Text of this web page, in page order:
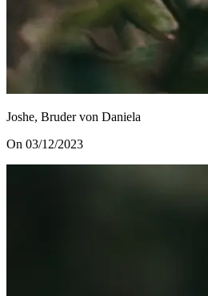
Joshe, Bruder von Daniela
On 03/12/2023